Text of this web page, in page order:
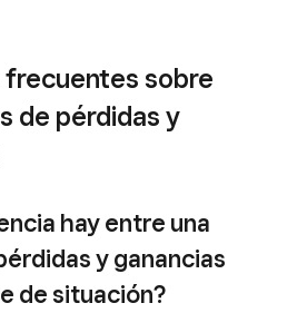
frecuentes sobre
de pérdidas y
hay entre una
y ganancias
de situación?